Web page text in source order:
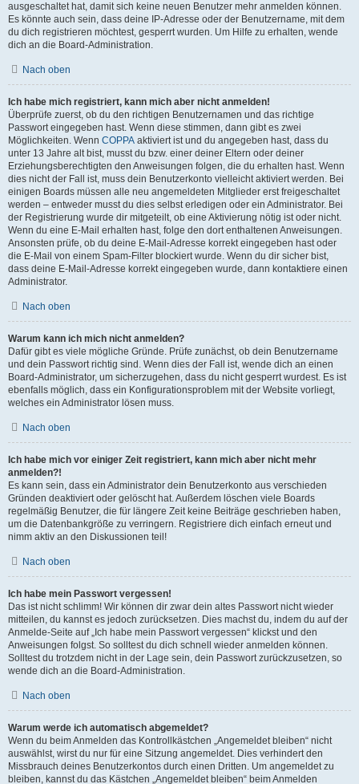
ausgeschaltet hat, damit sich keine neuen Benutzer mehr anmelden können.
Es könnte auch sein, dass deine IP-Adresse oder der Benutzername, mit dem
du dich registrieren möchtest, gesperrt wurden. Um Hilfe zu erhalten, wende
dich an die Board-Administration.
Nach oben
Ich habe mich registriert, kann mich aber nicht anmelden!
Überprüfe zuerst, ob du den richtigen Benutzernamen und das richtige
Passwort eingegeben hast. Wenn diese stimmen, dann gibt es zwei
Möglichkeiten. Wenn COPPA aktiviert ist und du angegeben hast, dass du
unter 13 Jahre alt bist, musst du bzw. einer deiner Eltern oder deiner
Erziehungsberechtigten den Anweisungen folgen, die du erhalten hast. Wenn
dies nicht der Fall ist, muss dein Benutzerkonto vielleicht aktiviert werden. Bei
einigen Boards müssen alle neu angemeldeten Mitglieder erst freigeschaltet
werden – entweder musst du dies selbst erledigen oder ein Administrator. Bei
der Registrierung wurde dir mitgeteilt, ob eine Aktivierung nötig ist oder nicht.
Wenn du eine E-Mail erhalten hast, folge den dort enthaltenen Anweisungen.
Ansonsten prüfe, ob du deine E-Mail-Adresse korrekt eingegeben hast oder
die E-Mail von einem Spam-Filter blockiert wurde. Wenn du dir sicher bist,
dass deine E-Mail-Adresse korrekt eingegeben wurde, dann kontaktiere einen
Administrator.
Nach oben
Warum kann ich mich nicht anmelden?
Dafür gibt es viele mögliche Gründe. Prüfe zunächst, ob dein Benutzername
und dein Passwort richtig sind. Wenn dies der Fall ist, wende dich an einen
Board-Administrator, um sicherzugehen, dass du nicht gesperrt wurdest. Es ist
ebenfalls möglich, dass ein Konfigurationsproblem mit der Website vorliegt,
welches ein Administrator lösen muss.
Nach oben
Ich habe mich vor einiger Zeit registriert, kann mich aber nicht mehr
anmelden?!
Es kann sein, dass ein Administrator dein Benutzerkonto aus verschieden
Gründen deaktiviert oder gelöscht hat. Außerdem löschen viele Boards
regelmäßig Benutzer, die für längere Zeit keine Beiträge geschrieben haben,
um die Datenbankgröße zu verringern. Registriere dich einfach erneut und
nimm aktiv an den Diskussionen teil!
Nach oben
Ich habe mein Passwort vergessen!
Das ist nicht schlimm! Wir können dir zwar dein altes Passwort nicht wieder
mitteilen, du kannst es jedoch zurücksetzen. Dies machst du, indem du auf der
Anmelde-Seite auf „Ich habe mein Passwort vergessen“ klickst und den
Anweisungen folgst. So solltest du dich schnell wieder anmelden können.
Solltest du trotzdem nicht in der Lage sein, dein Passwort zurückzusetzen, so
wende dich an die Board-Administration.
Nach oben
Warum werde ich automatisch abgemeldet?
Wenn du beim Anmelden das Kontrollkästchen „Angemeldet bleiben“ nicht
auswählst, wirst du nur für eine Sitzung angemeldet. Dies verhindert den
Missbrauch deines Benutzerkontos durch einen Dritten. Um angemeldet zu
bleiben, kannst du das Kästchen „Angemeldet bleiben“ beim Anmelden